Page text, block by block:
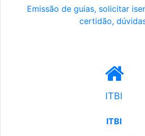
Emissão de guias, solicitar
certidão,
ITBI
ITBI